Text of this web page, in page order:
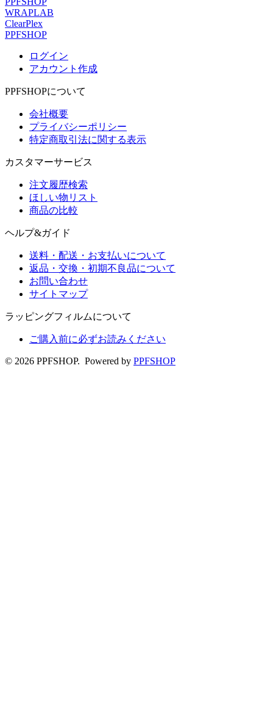
WRAPLAB
ClearPlex
PPFSHOP
ログイン
アカウント作成
PPFSHOPについて
会社概要
プライバシーポリシー
特定商取引法に関する表示
カスタマーサービス
注文履歴検索
ほしい物リスト
商品の比較
ヘルプ&ガイド
送料・配送・お支払いについて
返品・交換・初期不良品について
お問い合わせ
サイトマップ
ラッピングフィルムについて
ご購入前に必ずお読みください
© 2026 PPFSHOP. Powered by PPFSHOP